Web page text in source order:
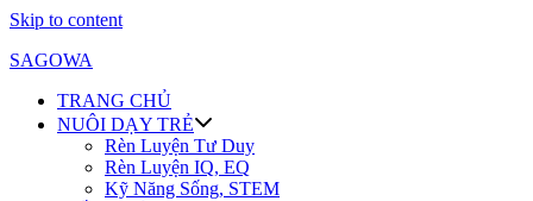
Skip to content
SAGOWA
TRANG CHỦ
NUÔI DẠY TRẺ
Rèn Luyện Tư Duy
Rèn Luyện IQ, EQ
Kỹ Năng Sống, STEM